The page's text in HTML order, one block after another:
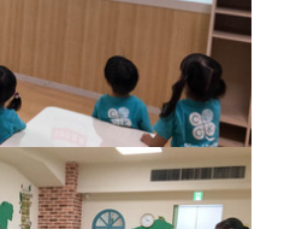
学校経営コンサル
採用・求人情報
横浜市物件情報募集